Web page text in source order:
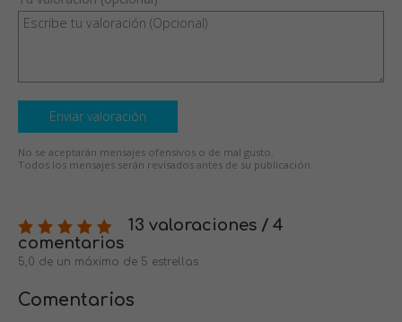
Enviar valoración
No se aceptarán mensajes ofensivos o de mal gusto.
Todos los mensajes serán revisados antes de su publicación.
13 valoraciones / 4
comentarios
5,0 de un máximo de 5 estrellas
Comentarios